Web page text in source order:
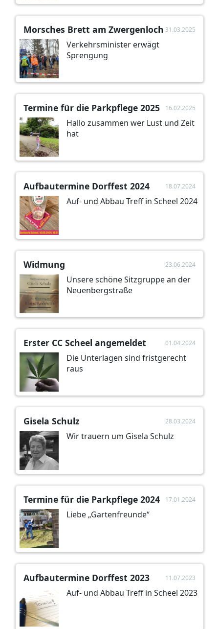
Morsches Brett am Zwergenloch 31.03.2025
Verkehrsminister erwägt
Sprengung
Termine für die Parkpflege 2025 16.02.2025
Hallo zusammen wer Lust und Zeit
hat
Aufbautermine Dorffest 2024 18.07.2024
Auf- und Abbau Treff in Scheel 2024
Widmung 23.06.2024
Unsere schöne Sitzgruppe an der
Neuenbergstraße
Erster CC Scheel angemeldet 01.04.2024
Die Unterlagen sind fristgerecht
raus
Gisela Schulz 28.03.2024
Wir trauern um Gisela Schulz
Termine für die Parkpflege 2024 17.01.2024
Liebe „Gartenfreunde“
Aufbautermine Dorffest 2023 11.07.2023
Auf- und Abbau Treff in Scheel 2023